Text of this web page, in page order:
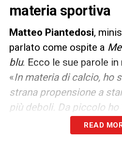
materia sportiva
Matteo Piantedosi,
parlato come ospite a
blu. Ecco le sue parole
«In materia di calcio, ho
strana propensione a
più deboli. Da piccolo
e Gigi Riva, negli anni ho
propendere per il club
READ